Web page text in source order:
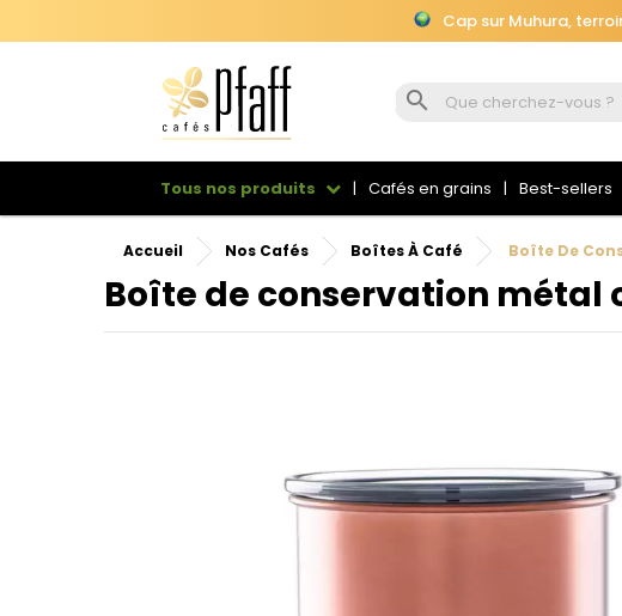
Cap sur Muhura,
Cap sur Muhura,

Tous nos produits Cafés en grains Best-sellers
Accueil Nos Cafés Boîtes À Café Boîte De
Boîte de conservation métal
Se
Vous devez
Annuler